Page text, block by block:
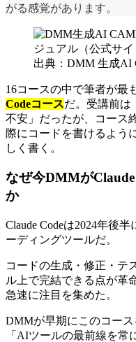
がる感覚があります。
出典：DMM 生成AI
16コースの中で筆者が最
Codeコースだ。受講前は
不安」だったが、コース
際にコードを書けるよう
しく書く。
なぜ今DMMが
か
Claude Codeは2024年後
ーディングツールだ。
コードの生成・修正・テ
ル上で完結できる点が革
急速に注目を集めた。
DMMが早期にこのコース
「AIツールの最前線を